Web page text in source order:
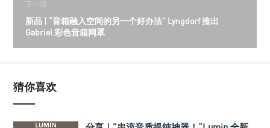
下一篇
新品 | “音箱融入空间的另一个好办法” Lyngdorf 推出
Gabriel 彩色音箱网罩
猜你喜欢